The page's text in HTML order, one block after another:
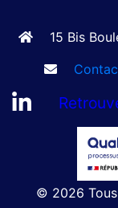
15 Bis
© 2026